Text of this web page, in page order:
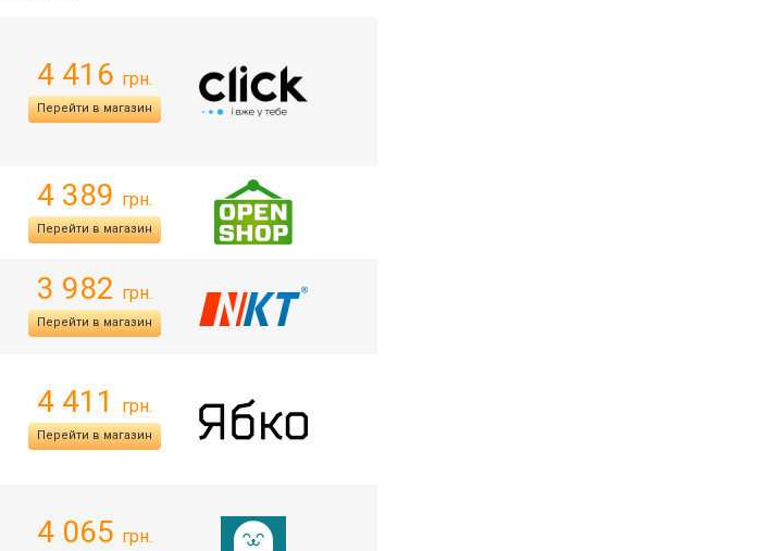
4 416 грн.
Перейти в магазин
4 389 грн.
Перейти в магазин
3 982 грн.
Перейти в магазин
4 411 грн.
Перейти в магазин
4 065 грн.